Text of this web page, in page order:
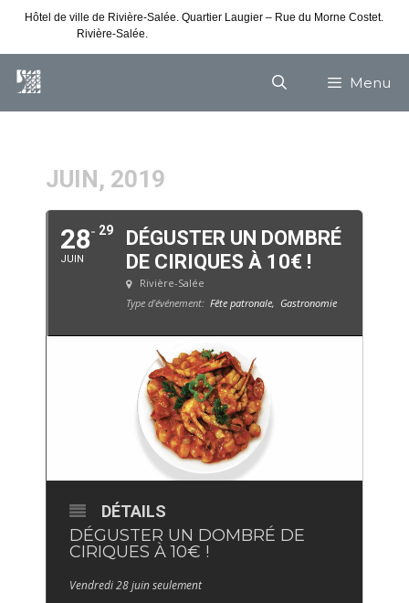
Hôtel de ville de Rivière-Salée. Quartier Laugier – Rue du Morne Costet.
Rivière-Salée.
Menu
JUIN, 2019
28
JUIN
29
DÉGUSTER UN DOMBRÉ
DE CIRIQUES À 10€ !
Rivière-Salée
Type d'événement: Fête patronale, Gastronomie
DÉTAILS
DÉGUSTER UN DOMBRÉ DE
CIRIQUES À 10€ !
Vendredi 28 juin seulement